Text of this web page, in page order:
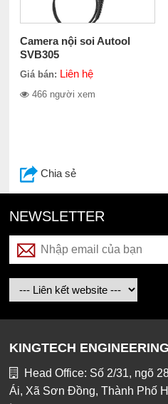
Camera nội soi Autool
SVB305
Giá bán: Liên hệ
466 người xem
Chia sẻ
NEWSLETTER
KINGTECH
Head Office: Số 2/31, ngõ
Ái, Xã Sơn Đồng, Thành Phố